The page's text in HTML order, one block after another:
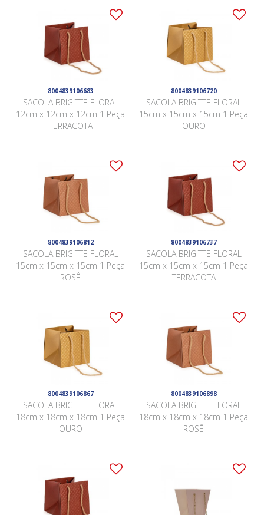
8004839106683
SACOLA BRIGITTE FLORAL
12cm x 12cm x 12cm 1 Peça
TERRACOTA
8004839106720
SACOLA BRIGITTE FLORAL
15cm x 15cm x 15cm 1 Peça
OURO
8004839106812
SACOLA BRIGITTE FLORAL
15cm x 15cm x 15cm 1 Peça
ROSÊ
8004839106737
SACOLA BRIGITTE FLORAL
15cm x 15cm x 15cm 1 Peça
TERRACOTA
8004839106867
SACOLA BRIGITTE FLORAL
18cm x 18cm x 18cm 1 Peça
OURO
8004839106898
SACOLA BRIGITTE FLORAL
18cm x 18cm x 18cm 1 Peça
ROSÊ